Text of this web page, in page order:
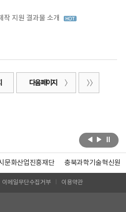
지원 결과물 소개
다음 페이지
문화산업진흥재단 충북과학기술혁신원
이메일무단수집거부 이용약관